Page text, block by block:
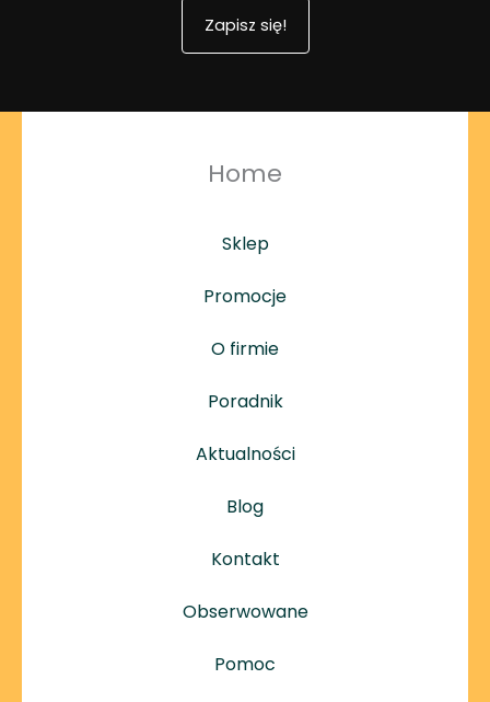
Zapisz się!
Home
Sklep
Promocje
O firmie
Poradnik
Aktualności
Blog
Kontakt
Obserwowane
Pomoc